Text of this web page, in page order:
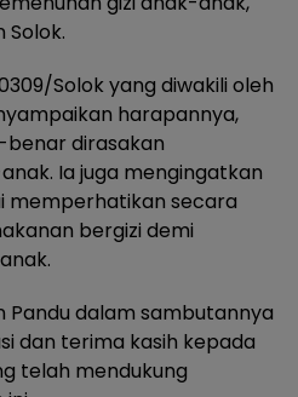
Solok.
Solok yang diwakili oleh
harapannya,
dirasakan
Ia juga mengingatkan
memperhatikan secara
bergizi demi
Pandu dalam sambutannya
dan terima kasih kepada
telah mendukung